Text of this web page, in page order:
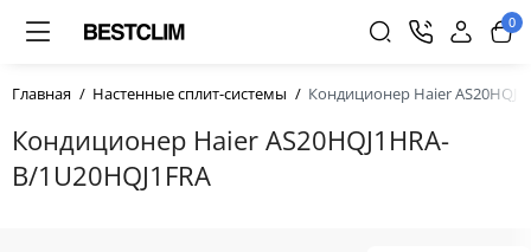
0
Главная Настенные сплит-системы Кондиционер Haier
Кондиционер Haier AS20HQJ1HRA-
B/1U20HQJ1FRA